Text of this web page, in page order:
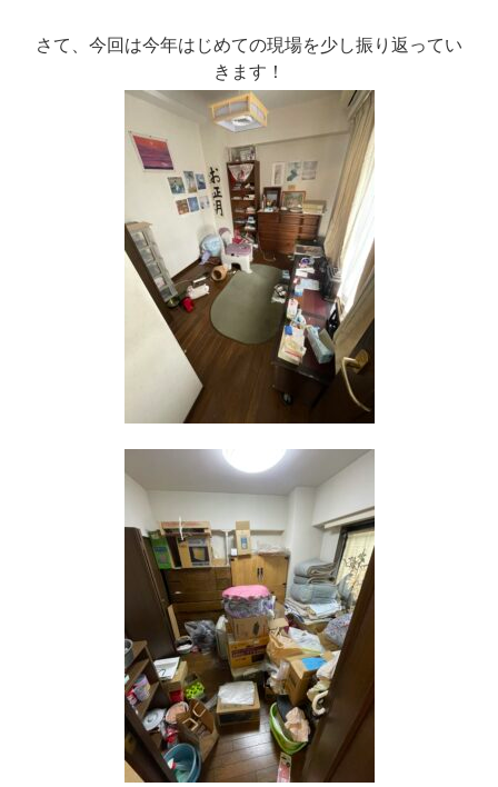
さて、今回は今年はじめての現場を少し振り返ってい
きます！